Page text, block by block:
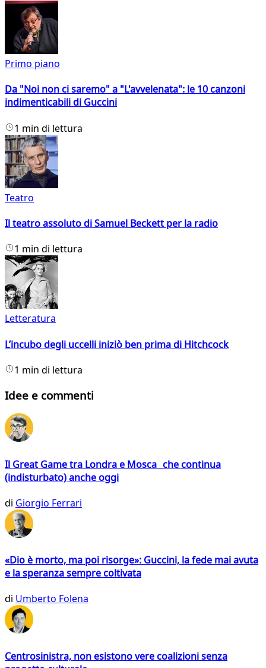
Primo piano
Da "Noi non ci saremo" a "L'avvelenata": le 10 canzoni
indimenticabili di Guccini
1 min di lettura
Teatro
Il teatro assoluto di Samuel Beckett per la radio
1 min di lettura
Letteratura
L’incubo degli uccelli iniziò ben prima di Hitchcock
1 min di lettura
Idee e commenti
Il Great Game tra Londra e Mosca che continua
(indisturbato) anche oggi
di Giorgio Ferrari
«Dio è morto, ma poi risorge»: Guccini, la fede mai avuta
e la speranza sempre coltivata
di Umberto Folena
Centrosinistra, non esistono vere coalizioni senza